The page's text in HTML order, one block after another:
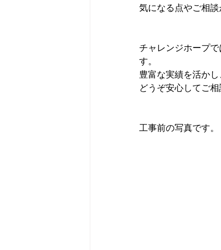
気になる点やご相
チャレンジホープ
す。
豊富な実績を活か
どうぞ安心してご
工事前の写真です。